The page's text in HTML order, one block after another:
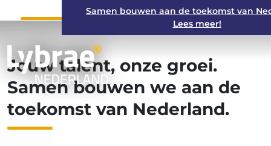
Samen bouwen aan de toekomst van
Lees meer!
Jouw talent, onze groei.
Samen bouwen we aan de
toekomst van Nederland.